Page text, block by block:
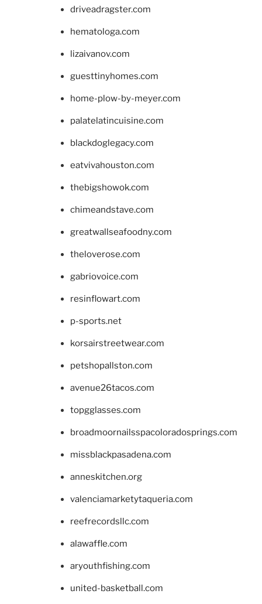
driveadragster.com
hematologa.com
lizaivanov.com
guesttinyhomes.com
home-plow-by-meyer.com
palatelatincuisine.com
blackdoglegacy.com
eatvivahouston.com
thebigshowok.com
chimeandstave.com
greatwallseafoodny.com
theloverose.com
gabriovoice.com
resinflowart.com
p-sports.net
korsairstreetwear.com
petshopallston.com
avenue26tacos.com
topgglasses.com
broadmoornailsspacoloradosprings.com
missblackpasadena.com
anneskitchen.org
valenciamarketytaqueria.com
reefrecordsllc.com
alawaffle.com
aryouthfishing.com
united-basketball.com